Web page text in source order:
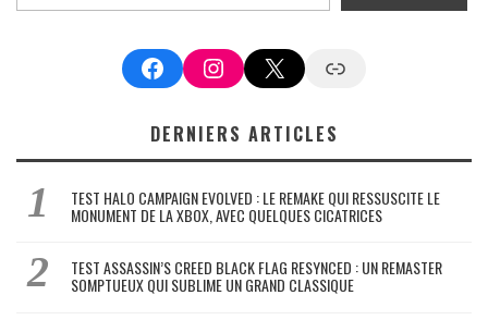
FacebookInstagram
X Google News
DERNIERS ARTICLES
TEST HALO CAMPAIGN EVOLVED : LE REMAKE QUI RESSUSCITE LE
MONUMENT DE LA XBOX, AVEC QUELQUES CICATRICES
TEST ASSASSIN’S CREED BLACK FLAG RESYNCED : UN REMASTER
SOMPTUEUX QUI SUBLIME UN GRAND CLASSIQUE